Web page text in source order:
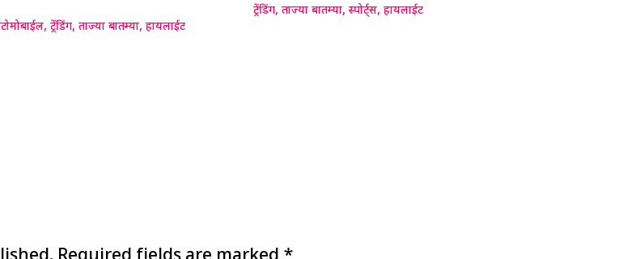
, ट्रेंडिंग, ताज्या बातम्या, हायलाईट
ट्रेंडिंग,ताज्या बातम्या,स्पोर्ट्स,हायलाईट